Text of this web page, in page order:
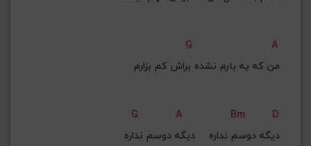
G
A
من که یه بارم نشده براش کم بزارم
G A Bm
D
دیگه دوسم نداره    دیگه دوسم نداره